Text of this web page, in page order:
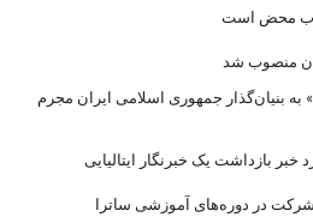
محض است
منصوب شد
به بنیان‌گذار جمهوری اسلامی ایران مجرم
بازداشت یک خبرنگار ایتالیایی
در دوره‌های آموزشی ساترا